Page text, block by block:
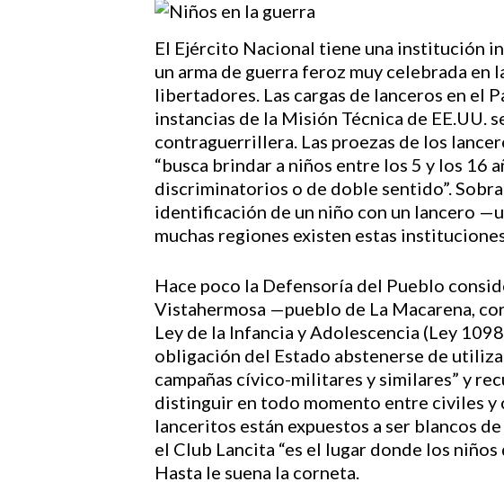
Hit enter to search or ESC to close
El Ejército Nacional tiene una institución
un arma de guerra feroz muy celebrada
libertadores. Las cargas de lanceros en el
instancias de la Misión Técnica de EE.UU.
contraguerrillera. Las proezas de los
“busca brindar a niños entre los 5 y los
discriminatorios o de doble sentido”.
identificación de un niño con un lancero
muchas regiones existen estas
Hace poco la Defensoría del Pueblo
Vistahermosa —pueblo de La Macarena,
Ley de la Infancia y Adolescencia (Ley
obligación del Estado abstenerse de
campañas cívico-militares y similares” y
distinguir en todo momento entre civiles y
lanceritos están expuestos a ser blancos
el Club Lancita “es el lugar donde los
Hasta le suena la corneta.